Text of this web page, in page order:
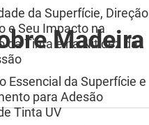
Madeira
da Superfície, Direção
e Seu Impacto na
da Tinta e na Nitidez da
Essencial da Superfície e
para Adesão
Tinta UV